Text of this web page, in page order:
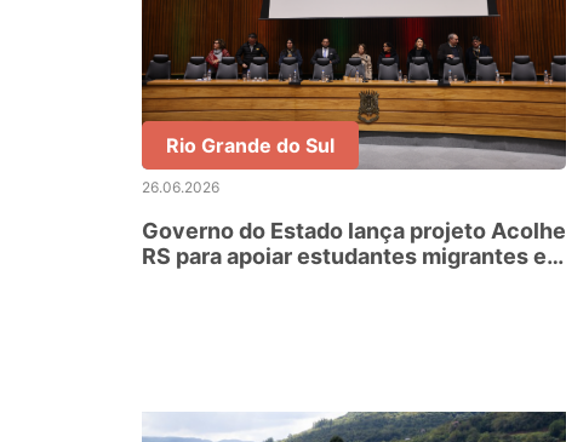
Rio Grande do Sul
26.06.2026
Governo do Estado lança projeto Acolhe
RS para apoiar estudantes migrantes e